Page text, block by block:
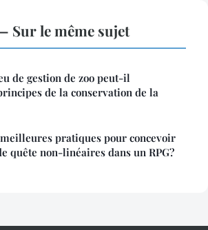
Sur le même sujet
de gestion de zoo peut-il
de la conservation de la
pratiques pour concevoir
quête non-linéaires dans un RPG?